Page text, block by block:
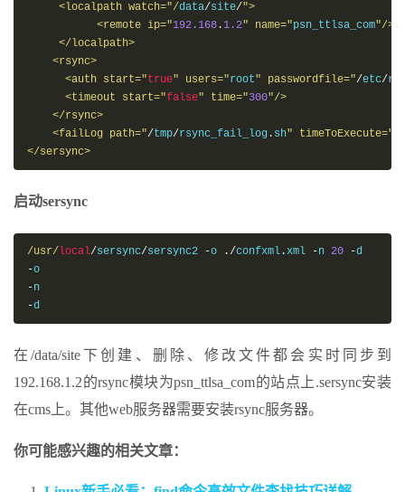
<localpath watch="/data/site/">
<remote ip="192.168 . 1.2" name="psn_ttlsa_com"/>
</localpath>
<rsync>
<auth start="true" users="root" passwordfile="/etc/
<timeout start="false" time="300"/>
</rsync>
<failLog path="/tmp/rsync_fail_log . sh" timeToExecute="
</sersync>
启动sersync
/usr/ local/sersync/sersync2 -o ./confxml .xml -n 20 -
-
-
-
在/data/site下创建、删除、修改文件都会实时同步到
192.168.1.2的rsync模块为psn_ttlsa_com的站点上.sersync安装
在cms上。其他web服务器需要安装rsync服务器。
你可能感兴趣的相关文章：